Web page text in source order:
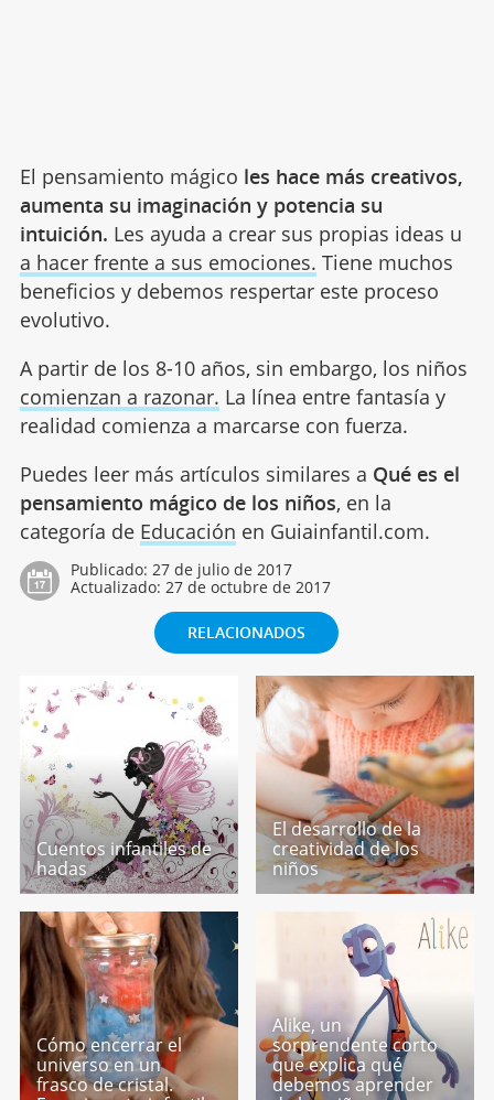
El pensamiento mágico les hace más creativos,
aumenta su imaginación y potencia su
intuición. Les ayuda a crear sus propias ideas u
a hacer frente a sus emociones. Tiene muchos
beneficios y debemos respertar este proceso
evolutivo.
A partir de los 8-10 años, sin embargo, los niños
comienzan a razonar. La línea entre fantasía y
realidad comienza a marcarse con fuerza.
Puedes leer más artículos similares a Qué es el
pensamiento mágico de los niños, en la
categoría de Educación en Guiainfantil.com.
Publicado: 27 de julio de 2017
Actualizado: 27 de octubre de 2017
RELACIONADOS
Cuentos infantiles de
hadas
El desarrollo de la
creatividad de los
niños
Cómo encerrar el
universo en un
frasco de cristal.
Alike, un
sorprendente corto
que explica qué
debemos aprender